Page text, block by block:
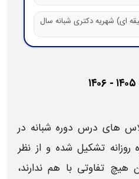
درس دورهشبانه در
تشکیل شده و از نظر
با هم ندارند،